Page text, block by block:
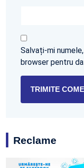
Salvați-mi
browser pentru
Reclame